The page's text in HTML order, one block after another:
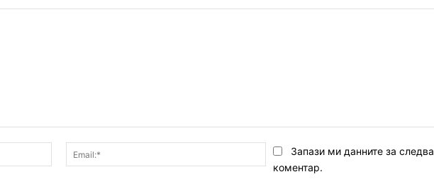
Име:*
Email:*Запази ми данните за
коментар.